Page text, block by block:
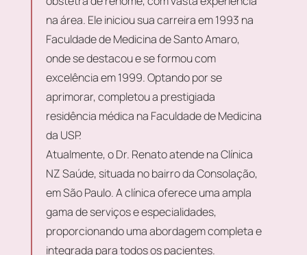
na área. Ele iniciou sua carreira em 1993 na
Faculdade de Medicina de Santo Amaro,
onde se destacou e se formou com
excelência em 1999. Optando por se
aprimorar, completou a prestigiada
residência médica na Faculdade de Medicina
da USP.
Atualmente, o Dr. Renato atende na Clínica
NZ Saúde, situada no bairro da Consolação,
em São Paulo. A clínica oferece uma ampla
gama de serviços e especialidades,
proporcionando uma abordagem completa e
integrada para todos os pacientes.